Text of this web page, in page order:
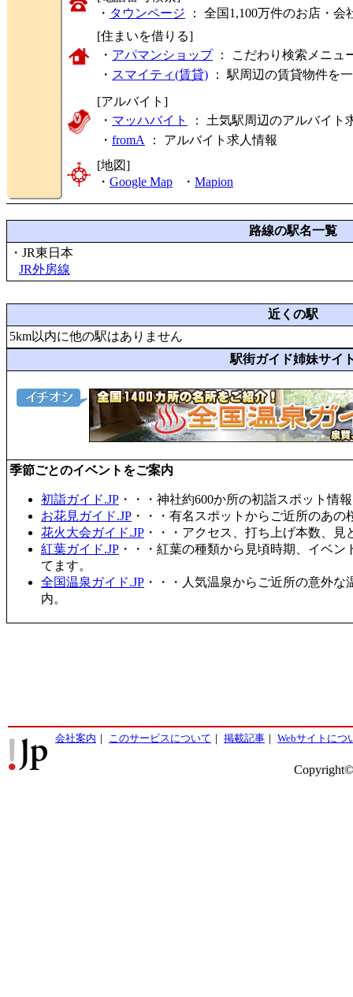
・ タウンページ ： 全国1,100万件のお店・
[住まいを借りる]
・ アパマンショップ： こだわり検索メニュ
・ スマイティ(賃貸) ： 駅周辺の賃貸物件を
[アルバイト]
・ マッハバイト
： 土気駅周辺のアルバイト
・ fromA ： アルバイト求人情報
[地図]
・ Google Map ・ Mapion
路線の駅名一覧
・JR東日本
JR外房線
近くの駅
5km以内に他の駅はありません
駅街ガイド姉妹サイ
季節ごとのイベントをご案内
初詣ガイド.JP ・・・神社約600か所の初詣スポット情
お花見ガイド.JP ・・・有名スポットからご近所のあ
花火大会ガイド.JP ・・・アクセス、打ち上げ本数、
紅葉ガイド.JP ・・・紅葉の種類から見頃時期、イベ
てます。
全国温泉ガイド.JP ・・・人気温泉からご近所の意外
内。
会社案内 ｜ このサービスについて ｜ 掲載記事 ｜ Webサイトにつ